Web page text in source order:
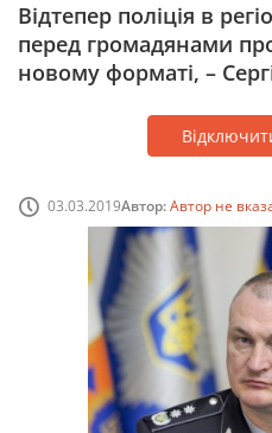
Відтепер поліція в
перед громадянами
новому форматі, –
03.03.2019Автор:Автор не